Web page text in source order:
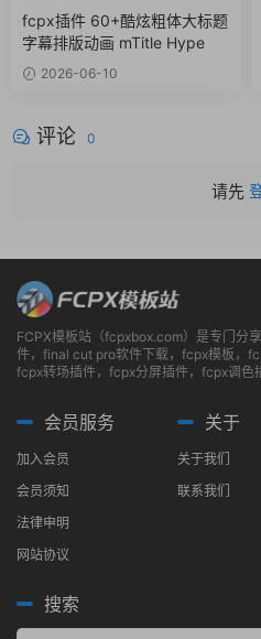
fcpx标题
fcpx插件 60+酷炫粗体大标题
字幕排版动画 mTitle Hype
2026-06-10
评论 0
请先
FCPX模板站（fcpxbox.com）是专门分
件，final cut pro软件下载，fcpx模板，
fcpx转场插件，fcpx分屏插件，fcpx调色
会员服务
加入会员
会员须知
法律申明
网站协议
关于
关于我们
联系我们
搜索